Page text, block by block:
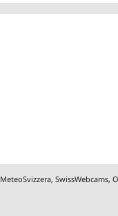
MeteoSvizzera,SwissWebcams,